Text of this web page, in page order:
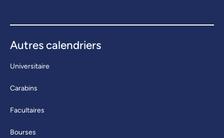
Autres calendriers
Universitaire
Carabins
Facultaires
Bourses